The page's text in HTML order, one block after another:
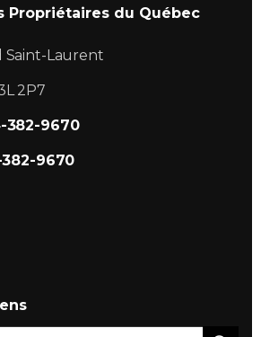
Propriétaires du Québec
Saint-Laurent
2P7
382-9670
9670